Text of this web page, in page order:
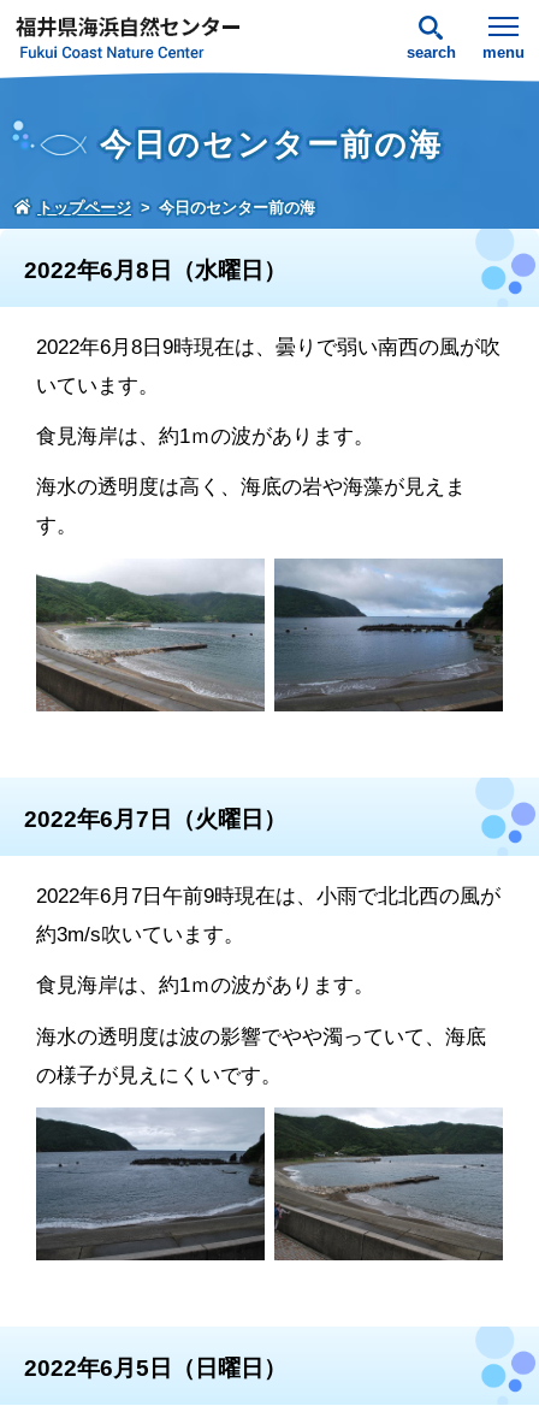
search menu
今日のセンター前の海
トップページ 今日のセンター前の海
2022年6月8日（水曜日）
2022年6月8日9時現在は、曇りで弱い南西の風が吹
いています。
食見海岸は、約1ｍの波があります。
海水の透明度は高く、海底の岩や海藻が見えま
す。
2022年6月7日（火曜日）
2022年6月7日午前9時現在は、小雨で北北西の風が
約3m/s吹いています。
食見海岸は、約1ｍの波があります。
海水の透明度は波の影響でやや濁っていて、海底
の様子が見えにくいです。
2022年6月5日（日曜日）